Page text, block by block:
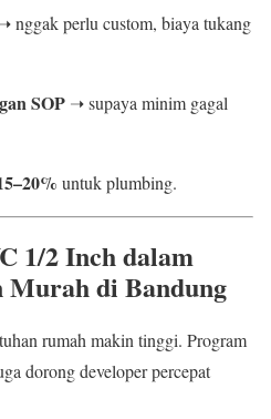
nggak perlu custom, biaya tukang
SOP ➝ supaya minim gagal
untuk plumbing.
1/2 Inch dalam
Murah di Bandung
rumah makin tinggi. Program
dorong developer percepat